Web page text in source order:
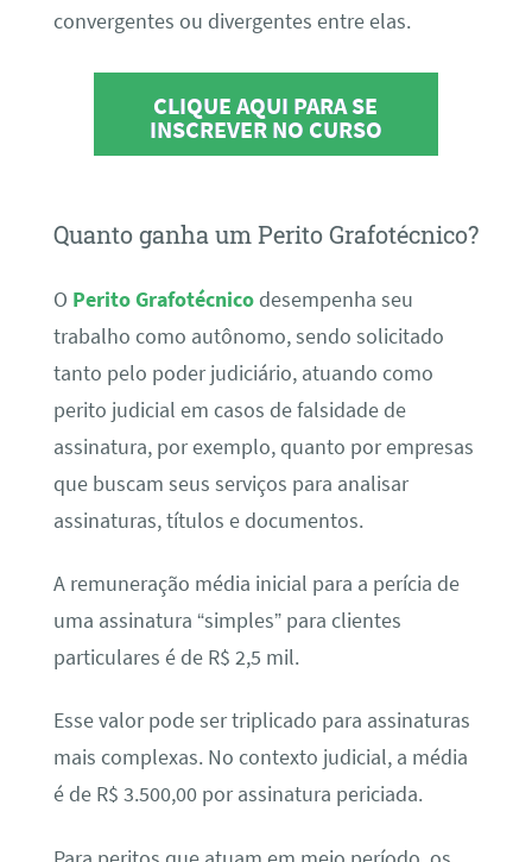
convergentes ou divergentes entre elas.
CLIQUE AQUI PARA SE
INSCREVER NO CURSO
Quanto ganha um Perito Grafotécnico?
O Perito Grafotécnicodesempenha seu
trabalho como autônomo, sendo solicitado
tanto pelo poder judiciário, atuando como
perito judicial em casos de falsidade de
assinatura, por exemplo, quanto por empresas
que buscam seus serviços para analisar
assinaturas, títulos e documentos.
A remuneração média inicial para a perícia de
uma assinatura “simples” para clientes
particulares é de R$ 2,5 mil.
Esse valor pode ser triplicado para assinaturas
mais complexas. No contexto judicial, a média
é de R$ 3.500,00 por assinatura periciada.